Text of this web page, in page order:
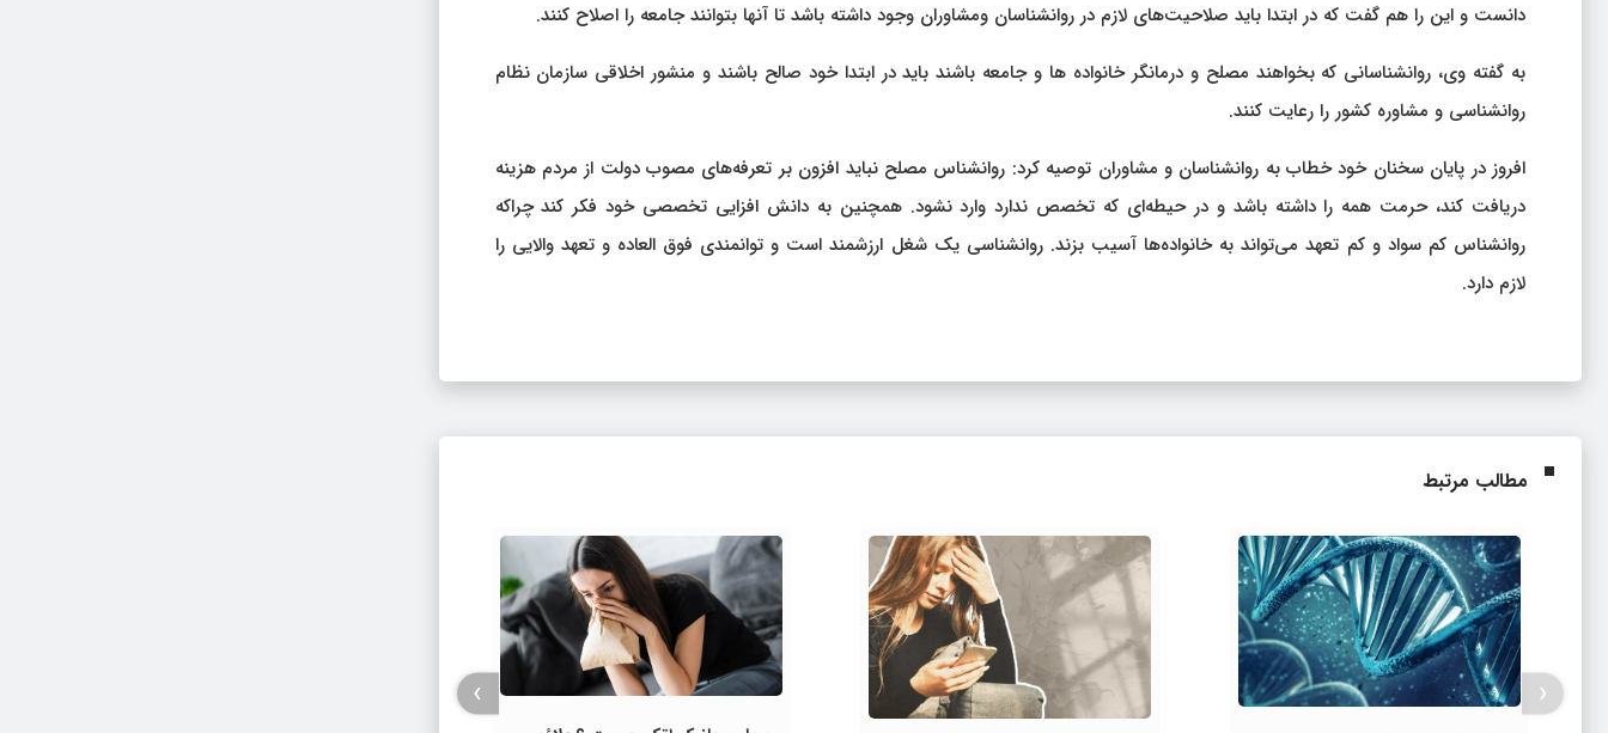
دانست و این را هم گفت که در ابتدا باید صلاحیت‌های لازم در روانشناسان ومشاوران وجود داشته باشد تا آنها بتوانند جامعه را اصلاح کنند.
به گفته وی، روانشناسانی که بخواهند مصلح و درمانگر خانواده ها و جامعه باشند باید در ابتدا خود صالح باشند و منشور اخلاقی سازمان نظام
روانشناسی و مشاوره کشور را رعایت کنند.
افروز در پایان سخنان خود خطاب به روانشناسان و مشاوران توصیه کرد: روانشناس مصلح نباید افزون بر تعرفه‌های مصوب دولت از مردم هزینه
دریافت کند، حرمت همه را داشته باشد و در حیطه‌ای که تخصص ندارد وارد نشود. همچنین به دانش افزایی تخصصی خود فکر کند چراکه
روانشناس کم سواد و کم تعهد می‌تواند به خانواده‌ها آسیب بزند. روانشناسی یک شغل ارزشمند است و توانمندی فوق العاده و تعهد والایی را
لازم دارد.
مطالب مرتبط
‹
›